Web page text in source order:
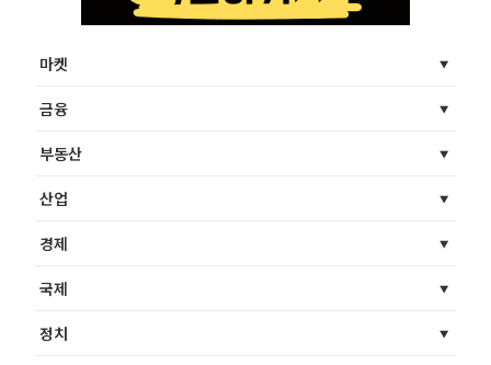
마켓
금융
부동산
산업
경제
국제
정치